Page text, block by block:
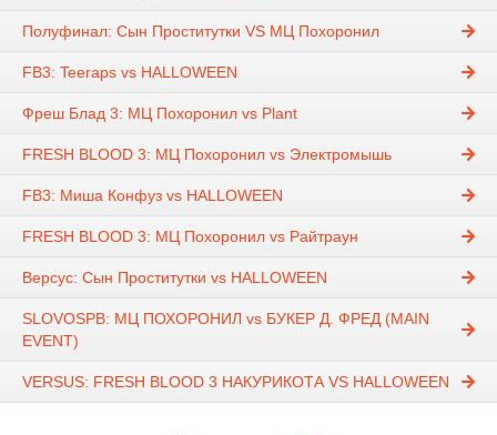
Полуфинал: Сын Проститутки VS МЦ Похоронил
FB3: Teeraps vs HALLOWEEN
Фреш Блад 3: МЦ Похоронил vs Plant
FRESH BLOOD 3: МЦ Похоронил vs Электромышь
FB3: Миша Конфуз vs HALLOWEEN
FRESH BLOOD 3: МЦ Похоронил vs Райтраун
Версус: Сын Проститутки vs HALLOWEEN
SLOVOSPB: МЦ ПОХОРОНИЛ vs БУКЕР Д. ФРЕД (MAIN
EVENT)
VERSUS: FRESH BLOOD 3 НАКУРИКОТА VS HALLOWEEN